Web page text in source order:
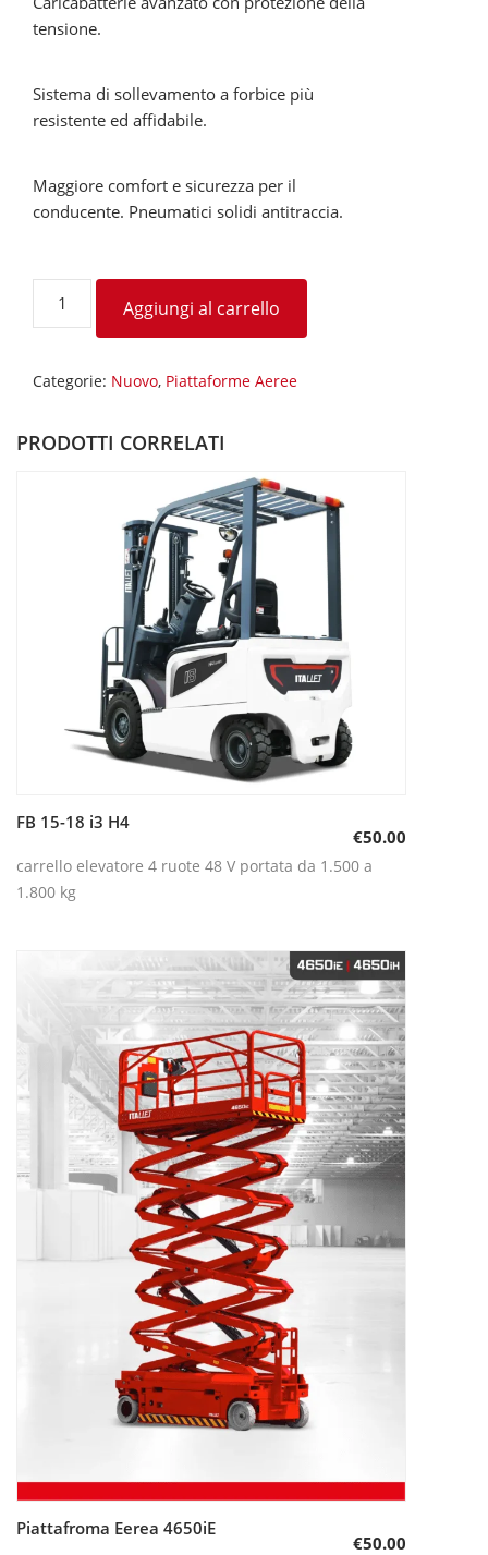
tensione.
Sistema di sollevamento a forbice più
resistente ed afﬁdabile.
Maggiore comfort e sicurezza per il
conducente. Pneumatici solidi antitraccia.
Eerea
Aggiungi al carrello
Categorie: Nuovo, Piattaforme Aeree
PRODOTTI CORRELATI
FB 15-18 i3 H4
€50.00
carrello elevatore 4 ruote 48 V portata da 1.500 a
1.800 kg
Aggiungi al carrello
Piattafroma Eerea 4650iE
€50.00